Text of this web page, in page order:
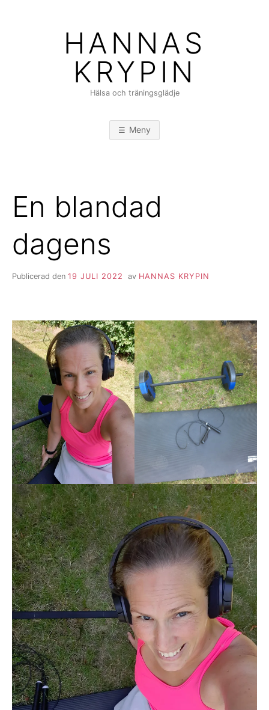
HANNAS
KRYPIN
Hälsa och träningsglädje
Meny
En blandad
dagens
Publicerad den 19 JULI 2022 av HANNAS KRYPIN